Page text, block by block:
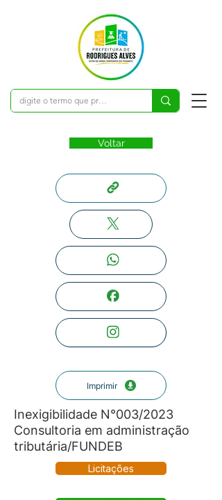
Voltar
Imprimir
Inexigibilidade N°003/2023
Consultoria em administração
tributária/FUNDEB
Licitações